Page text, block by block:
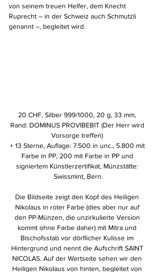
von seinem treuen Helfer, dem Knecht
Ruprecht – in der Schweiz auch Schmutzli
genannt –, begleitet wird.
20 CHF, Silber 999/1000, 20 g, 33 mm,
Rand: DOMINUS PROVIBEBIT (Der Herr wird
Vorsorge treffen)
+ 13 Sterne, Auflage: 7.500 in unc., 5.800 mit
Farbe in PP, 200 mit Farbe in PP und
signiertem Künstlerzertifikat, Münzstätte:
Swissmint, Bern.
Die Bildseite zeigt den Kopf des Heiligen
Nikolaus in roter Farbe (dies aber nur auf
den PP-Münzen, die unzirkulierte Version
kommt ohne Farbe daher) mit Mitra und
Bischofsstab vor dörflicher Kulisse im
Hintergrund und nennt die Aufschrift SAINT
NICOLAS. Auf der Wertseite sehen wir den
Heiligen Nikolaus von hinten, begleitet von